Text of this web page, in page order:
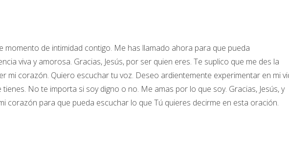
momento de intimidad contigo. Me has llamado ahora para que pueda
viva y amorosa. Gracias, Jesús, por ser quien eres. Te suplico que me des la
mi corazón. Quiero escuchar tu voz. Deseo ardientemente experimentar en mi
No te importa si soy digno o no. Me amas por lo que soy. Gracias, Jesús, y
corazón para que pueda escuchar lo que Tú quieres decirme en esta oración.